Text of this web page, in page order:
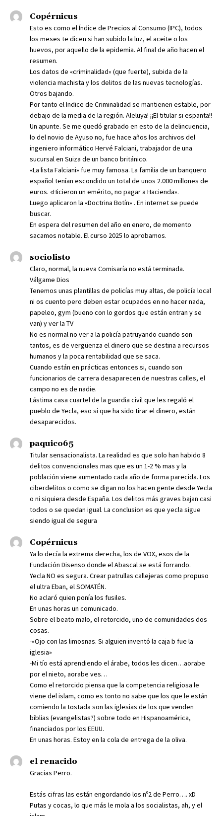
Copérnicus
Esto es como el Índice de Precios al Consumo (IPC), todos
los meses te dicen si han subido la luz, el aceite o los
huevos, por aquello de la epidemia. Al final de año hacen el
resumen.
Los datos de «criminalidad» (que fuerte), subida de la
violencia machista y los delitos de las nuevas tecnologías.
Otros bajando.
Por tanto el Indice de Criminalidad se mantienen estable, por
debajo de la media de la región. Aleluya! ¡¡El titular si espanta!!
Un apunte. Se me quedó grabado en esto de la delincuencia,
lo del novio de Ayuso no, fue hace años los archivos del
ingeniero informático Hervé Falciani, trabajador de una
sucursal en Suiza de un banco británico.
«La lista Falciani» fue muy famosa. La familia de un banquero
español tenían escondido un total de unos 2.000 millones de
euros. «Hicieron un emérito, no pagar a Hacienda».
Luego aplicaron la «Doctrina Botín» . En internet se puede
buscar.
En espera del resumen del año en enero, de momento
sacamos notable. El curso 2025 lo aprobamos.
sociolisto
Claro, normal, la nueva Comisaría no está terminada.
Válgame Dios
Tenemos unas plantillas de policías muy altas, de policía local
ni os cuento pero deben estar ocupados en no hacer nada,
papeleo, gym (bueno con lo gordos que están entran y se
van) y ver la TV
No es normal no ver a la policía patruyando cuando son
tantos, es de vergüenza el dinero que se destina a recursos
humanos y la poca rentabilidad que se saca.
Cuando están en prácticas entonces si, cuando son
funcionarios de carrera desaparecen de nuestras calles, el
campo no es de nadie.
Lástima casa cuartel de la guardia civil que les regaló el
pueblo de Yecla, eso sí que ha sido tirar el dinero, están
desaparecidos.
paquico65
Titular sensacionalista. La realidad es que solo han habido 8
delitos convencionales mas que es un 1-2 % mas y la
población viene aumentado cada año de forma parecida. Los
ciberdelitos o como se digan no los hacen gente desde Yecla
o ni siquiera desde España. Los delitos más graves bajan casi
todos o se quedan igual. La conclusion es que yecla sigue
siendo igual de segura
Copérnicus
Ya lo decía la extrema derecha, los de VOX, esos de la
Fundación Disenso donde el Abascal se está forrando.
Yecla NO es segura. Crear patrullas callejeras como propuso
el ultra Eban, el SOMATÉN.
No aclaró quien ponía los fusiles.
En unas horas un comunicado.
Sobre el beato malo, el retorcido, uno de comunidades dos
cosas.
-«Ojo con las limosnas. Si alguien inventó la caja b fue la
iglesia»
-Mi tío está aprendiendo el árabe, todos les dicen…aorabe
por el nieto, aorabe ves…
Como el retorcido piensa que la competencia religiosa le
viene del islam, como es tonto no sabe que los que le están
comiendo la tostada son las iglesias de los que venden
biblias (evangelistas?) sobre todo en Hispanoamérica,
financiados por los EEUU.
En unas horas. Estoy en la cola de entrega de la oliva.
el renacido
Gracias Perro.
Estás cifras las están engordando los nº2 de Perro…. xD
Putas y cocas, lo que más le mola a los socialistas, ah, y el